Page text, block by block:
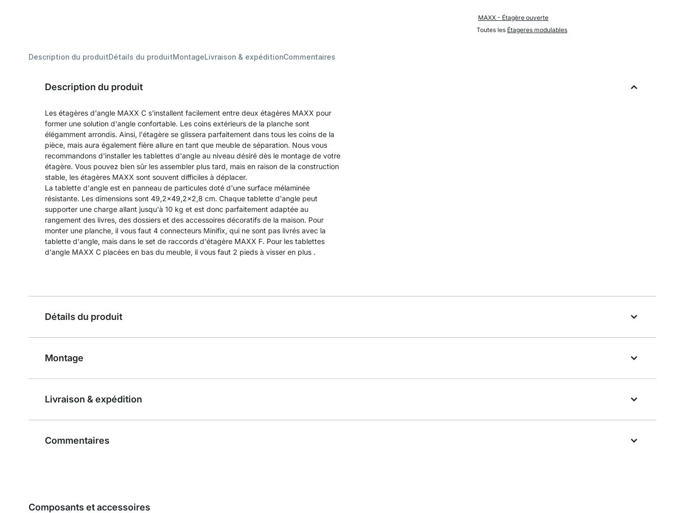
MAXX - Étagère ouverte
Toutes les Étageres modulables
Description du produitDétails du produitMontageLivraison & expéditionCommentaires
Description du produit
Les étagères d'angle MAXX C s'installent facilement entre deux étagères MAXX pour
former une solution d'angle confortable. Les coins extérieurs de la planche sont
élégamment arrondis. Ainsi, l'étagère se glissera parfaitement dans tous les coins de la
pièce, mais aura également fière allure en tant que meuble de séparation. Nous vous
recommandons d'installer les tablettes d'angle au niveau désiré dès le montage de votre
étagère. Vous pouvez bien sûr les assembler plus tard, mais en raison de la construction
stable, les étagères MAXX sont souvent difficiles à déplacer.
La tablette d'angle est en panneau de particules doté d'une surface mélaminée
résistante. Les dimensions sont 49,2x49,2x2,8 cm. Chaque tablette d'angle peut
supporter une charge allant jusqu'à 10 kg et est donc parfaitement adaptée au
rangement des livres, des dossiers et des accessoires décoratifs de la maison. Pour
monter une planche, il vous faut 4 connecteurs Minifix, qui ne sont pas livrés avec la
tablette d'angle, mais dans le set de raccords d'étagère MAXX F. Pour les tablettes
d'angle MAXX C placées en bas du meuble, il vous faut 2 pieds à visser en plus .
Détails du produit
Montage
Livraison & expédition
Commentaires
Composants et accessoires